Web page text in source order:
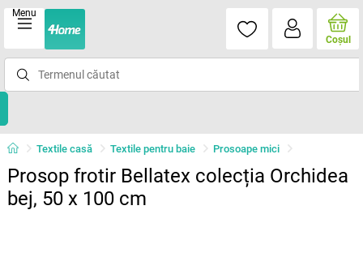
Menu
Coşul
Textile casă Textile pentru baie Prosoape mici
Prosop frotir Bellatex colecția Orchidea
bej, 50 x 100 cm